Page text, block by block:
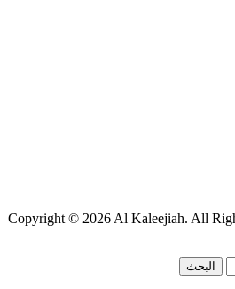
Copyright © 2026 Al Kaleejiah. All
البحث